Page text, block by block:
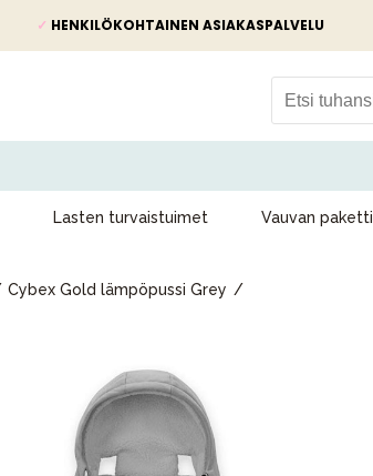
✓ HENKILÖKOHTAINEN ASIAKASPALVELU
Lasten turvaistuimet Vauvan paketti
Cybex Gold lämpöpussi Grey